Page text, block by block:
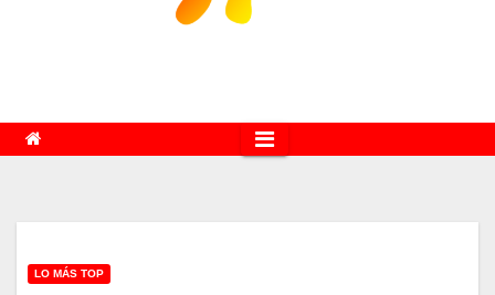
LO MÁS TOP